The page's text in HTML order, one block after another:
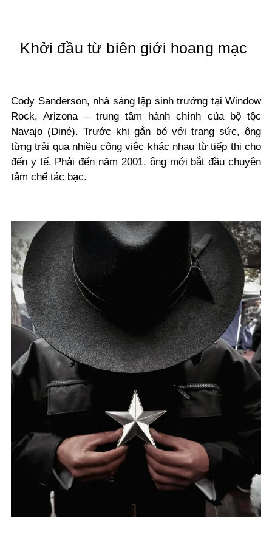
Khởi đầu từ biên giới hoang mạc
Cody Sanderson, nhà sáng lập sinh trưởng tại Window
Rock, Arizona – trung tâm hành chính của bộ tộc
Navajo (Diné). Trước khi gắn bó với trang sức, ông
từng trải qua nhiều công việc khác nhau từ tiếp thị cho
đến y tế. Phải đến năm 2001, ông mới bắt đầu chuyên
tâm chế tác bạc.